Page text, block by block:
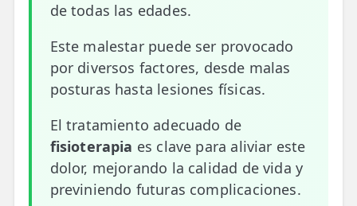
🛍️ Tienda Productos Fisioterapia
🎁 Tarjetas Regalo
🛒 Carrito
❤️ Ofertas
CONTACTO
☎️ 91 005 23 63
de todas las edades.
Este malestar puede ser provocado
por diversos factores, desde malas
posturas hasta lesiones físicas.
El tratamiento adecuado de
fisioterapia es clave para aliviar este
dolor, mejorando la calidad de vida y
previniendo futuras complicaciones.